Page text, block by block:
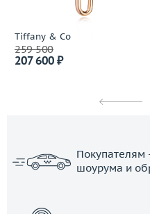
Tiffany & Co
259 500
207 600 ₽
Покупателям
шоурума и